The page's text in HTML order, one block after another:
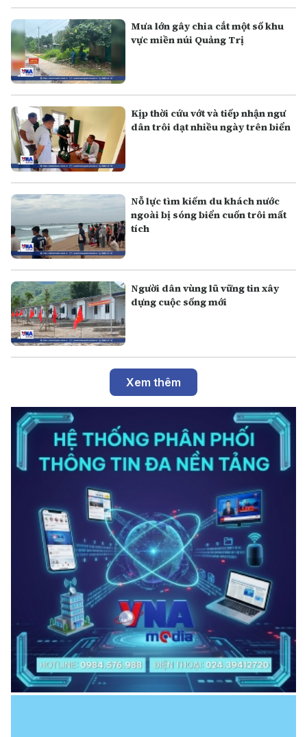
Mưa lớn gây chia cắt một số khu
vực miền núi Quảng Trị
Kịp thời cứu vớt và tiếp nhận ngư
dân trôi dạt nhiều ngày trên biển
Nỗ lực tìm kiếm du khách nước
ngoài bị sóng biển cuốn trôi mất
tích
Người dân vùng lũ vững tin xây
dựng cuộc sống mới
Xem thêm